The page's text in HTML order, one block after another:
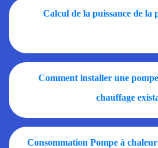
Calcul de la puissance de la
Comment installer une
chauffage
Consommation Pompe à